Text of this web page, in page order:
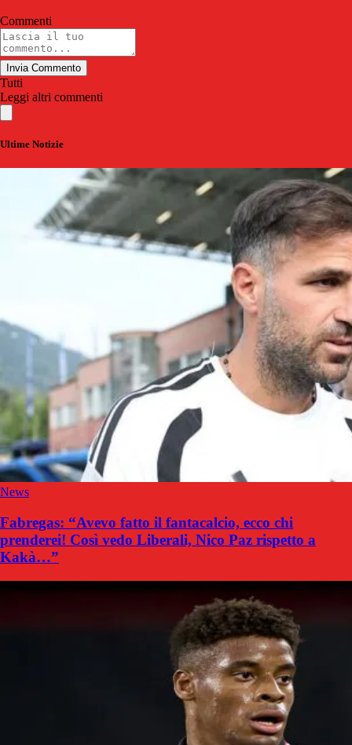
Commenti
Invia Commento
Tutti
Leggi altri commenti
Ultime Notizie
News
Fabregas: “Avevo fatto il fantacalcio, ecco chi
prenderei! Così vedo Liberali, Nico Paz rispetto a
Kakà…”